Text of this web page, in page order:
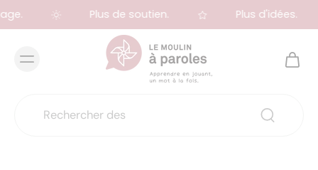
Plus de soutien. Plus d'idées.